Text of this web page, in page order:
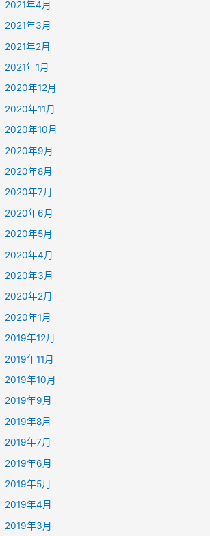
2021年4月
2021年3月
2021年2月
2021年1月
2020年12月
2020年11月
2020年10月
2020年9月
2020年8月
2020年7月
2020年6月
2020年5月
2020年4月
2020年3月
2020年2月
2020年1月
2019年12月
2019年11月
2019年10月
2019年9月
2019年8月
2019年7月
2019年6月
2019年5月
2019年4月
2019年3月